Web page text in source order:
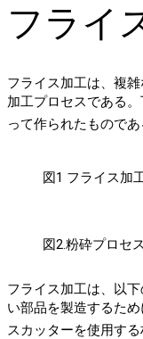
フライ
フライス加工は、複
加工プロセスである
って作られたものであ
図1 フライス加
図2.粉砕プロセス
フライス加工は、以
い部品を製造するため
スカッターを使用す